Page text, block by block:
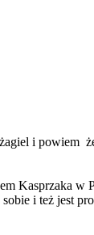
i
Kasprzaka
i też jest